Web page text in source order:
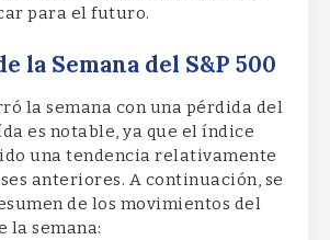
para el futuro.
la Semana del S&P 500
la semana con una pérdida del
es notable, ya que el índice
una tendencia relativamente
anteriores. A continuación, se
de los movimientos del
la semana: